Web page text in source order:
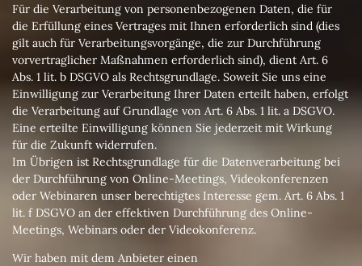
Für die Verarbeitung von personenbezogenen Daten, die für
die Erfüllung eines Vertrages mit Ihnen erforderlich sind (dies
gilt auch für Verarbeitungsvorgänge, die zur Durchführung
vorvertraglicher Maßnahmen erforderlich sind), dient Art. 6
Abs. 1 lit. b DSGVO als Rechtsgrundlage. Soweit Sie uns eine
Einwilligung zur Verarbeitung Ihrer Daten erteilt haben, erfolgt
die Verarbeitung auf Grundlage von Art. 6 Abs. 1 lit. a DSGVO.
Eine erteilte Einwilligung können Sie jederzeit mit Wirkung
für die Zukunft widerrufen.
Im Übrigen ist Rechtsgrundlage für die Datenverarbeitung bei
der Durchführung von Online-Meetings, Videokonferenzen
oder Webinaren unser berechtigtes Interesse gem. Art. 6 Abs. 1
lit. f DSGVO an der effektiven Durchführung des Online-
Meetings, Webinars oder der Videokonferenz.
Wir haben mit dem Anbieter einen